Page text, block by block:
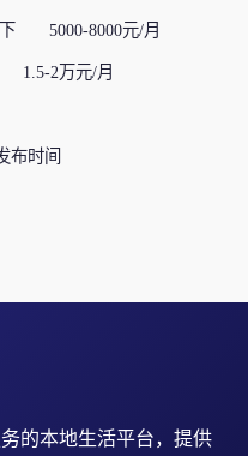
5000-8000元/月
1.5-2万元/月
布时间
的本地生活平台，提供